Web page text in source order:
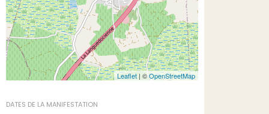
Leaflet | ©OpenStreetMap
DATES DE LA MANIFESTATION